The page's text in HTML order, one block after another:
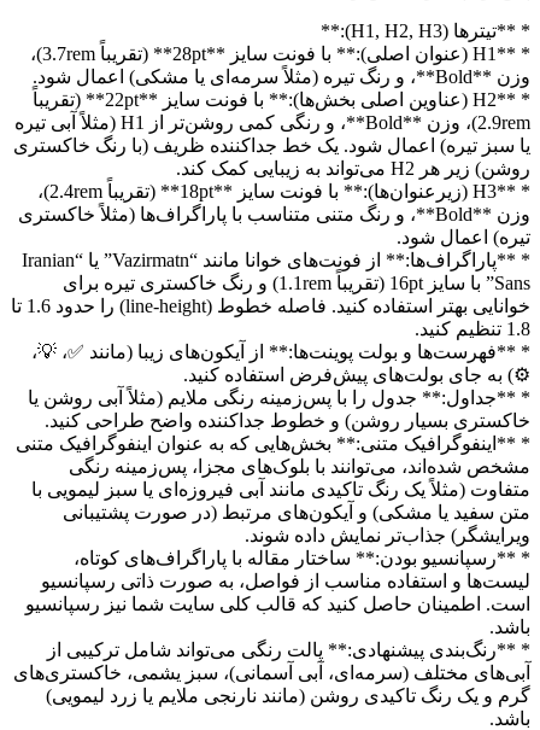
* **تیترها (H1, H2, H3):**
* **H1 (عنوان اصلی):** با فونت سایز **28pt** (تقریباً 3.7rem)،
وزن **Bold**، و رنگ تیره (مثلاً سرمه‌ای یا مشکی) اعمال شود.
* **H2 (عناوین اصلی بخش‌ها):** با فونت سایز **22pt** (تقریباً
2.9rem)، وزن **Bold**، و رنگی کمی روشن‌تر از H1 (مثلاً آبی تیره
یا سبز تیره) اعمال شود. یک خط جداکننده ظریف (با رنگ خاکستری
روشن) زیر هر H2 می‌تواند به زیبایی کمک کند.
* **H3 (زیرعنوان‌ها):** با فونت سایز **18pt** (تقریباً 2.4rem)،
وزن **Bold**، و رنگ متنی متناسب با پاراگراف‌ها (مثلاً خاکستری
تیره) اعمال شود.
* **پاراگراف‌ها:** از فونت‌های خوانا مانند “Vazirmatn” یا “Iranian
Sans” با سایز 16pt (تقریباً 1.1rem) و رنگ خاکستری تیره برای
خوانایی بهتر استفاده کنید. فاصله خطوط (line-height) را حدود 1.6 تا
1.8 تنظیم کنید.
* **فهرست‌ها و بولت پوینت‌ها:** از آیکون‌های زیبا (مانند ✅، 💡،
⚙️) به جای بولت‌های پیش‌فرض استفاده کنید.
* **جداول:** جدول را با پس‌زمینه رنگی ملایم (مثلاً آبی روشن یا
خاکستری بسیار روشن) و خطوط جداکننده واضح طراحی کنید.
* **اینفوگرافیک متنی:** بخش‌هایی که به عنوان اینفوگرافیک متنی
مشخص شده‌اند، می‌توانند با بلوک‌های مجزا، پس‌زمینه رنگی
متفاوت (مثلاً یک رنگ تاکیدی مانند آبی فیروزه‌ای یا سبز لیمویی با
متن سفید یا مشکی) و آیکون‌های مرتبط (در صورت پشتیبانی
ویرایشگر) جذاب‌تر نمایش داده شوند.
* **رسپانسیو بودن:** ساختار مقاله با پاراگراف‌های کوتاه،
لیست‌ها و استفاده مناسب از فواصل، به صورت ذاتی رسپانسیو
است. اطمینان حاصل کنید که قالب کلی سایت شما نیز رسپانسیو
باشد.
* **رنگ‌بندی پیشنهادی:** پالت رنگی می‌تواند شامل ترکیبی از
آبی‌های مختلف (سرمه‌ای، آبی آسمانی)، سبز یشمی، خاکستری‌های
گرم و یک رنگ تاکیدی روشن (مانند نارنجی ملایم یا زرد لیمویی)
باشد.